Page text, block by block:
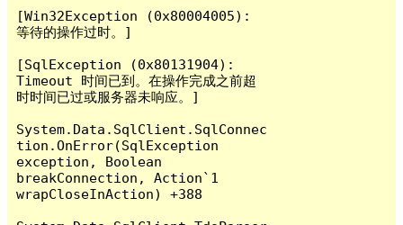
[Win32Exception (0x80004005):
等待的操作过时。]
[SqlException (0x80131904):
Timeout 时间已到。在操作完成之前超
时时间已过或服务器未响应。]
System.Data.SqlClient.SqlConnec
tion.OnError(SqlException
exception, Boolean
breakConnection, Action`1
wrapCloseInAction) +388